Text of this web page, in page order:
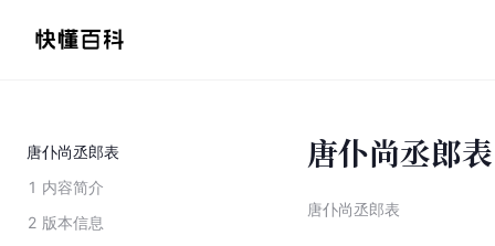
唐仆尚丞郎表
1 内容简介
2 版本信息
唐仆尚丞郎表
唐仆尚丞郎表